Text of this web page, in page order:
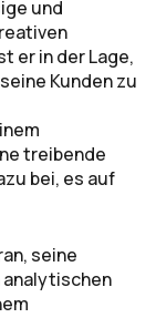
und
er in der Lage,
Kunden zu
treibende
bei, es auf
seine